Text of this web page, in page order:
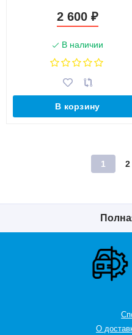
2 600 ₽
В наличии
В корзину
1 2
О